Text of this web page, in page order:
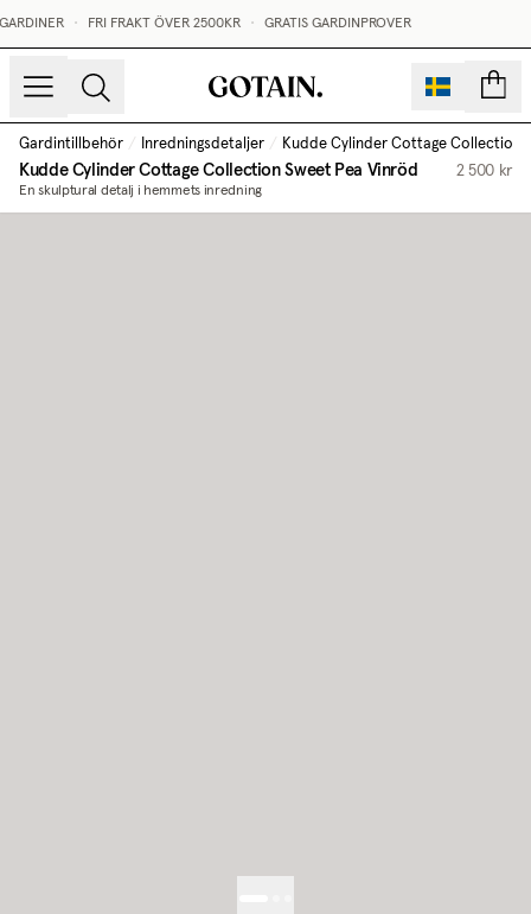
FRI FRAKT ÖVER 2500KR GRATIS GARDINPROVER
Gardintillbehör / Inredningsdetaljer / Kudde Cylinder Cottage Collection
Kudde Cylinder Cottage CollectionSweet Pea Vinröd
En skulptural detalj i hemmets inredning
2 500 kr